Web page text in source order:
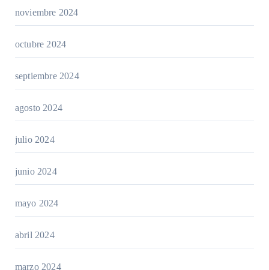
noviembre 2024
octubre 2024
septiembre 2024
agosto 2024
julio 2024
junio 2024
mayo 2024
abril 2024
marzo 2024